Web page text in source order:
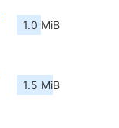
1.0 MiB
1.5 MiB